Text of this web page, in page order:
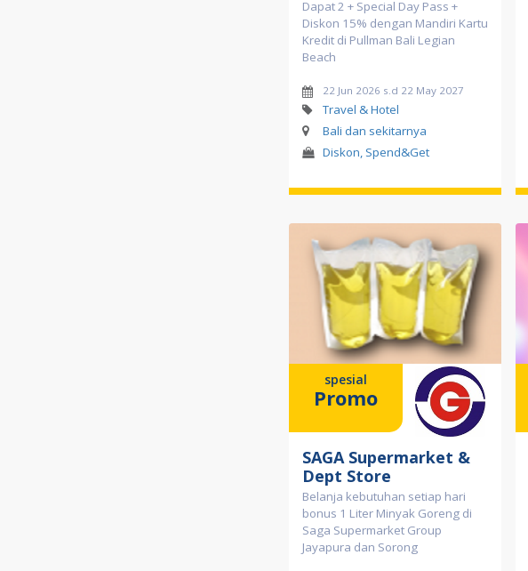
Dapat 2 + Special Day Pass +
Diskon 15% dengan Mandiri Kartu
Kredit di Pullman Bali Legian
Beach
22 Jun 2026 s.d 22 May 2027
Travel & Hotel
Bali dan sekitarnya
Diskon, Spend&Get
spesial
Promo
SAGA Supermarket &
Dept Store
Belanja kebutuhan setiap hari
bonus 1 Liter Minyak Goreng di
Saga Supermarket Group
Jayapura dan Sorong